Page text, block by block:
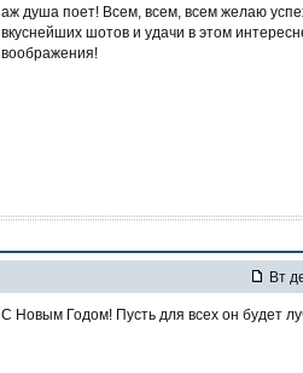
аж душа поет! Всем, всем, всем желаю
вкуснейших шотов и удачи в этом
воображения!
Вт
С Новым Годом! Пусть для всех он будет